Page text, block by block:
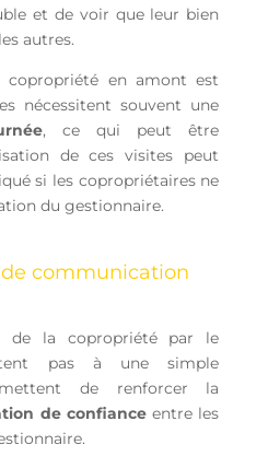
et de voir que leur bien
autres.
en amont est
nécessitent souvent une
, ce qui peut être
de ces visites peut
si les copropriétaires ne
du gestionnaire.
communication
de la copropriété par le
pas à une simple
de renforcer la
de confianceentre les